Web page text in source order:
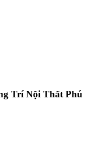
Trí Nội Thất Phú